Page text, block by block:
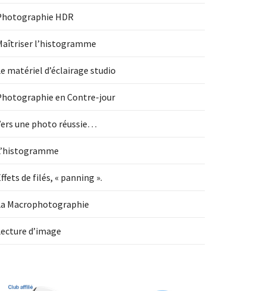
HDR
l’histogramme
matériel d’éclairage studio
en Contre-jour
une photo réussie…
de filés, « panning ».
Macrophotographie
d’image